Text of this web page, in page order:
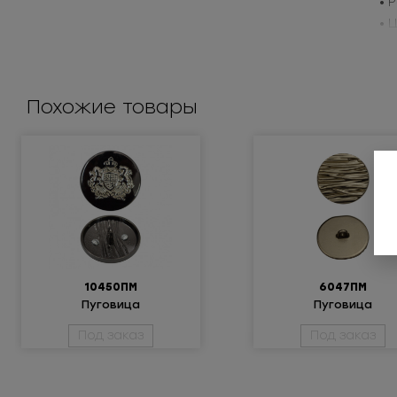
•
Похожие товары
10450ПМ
Пуговица
металлическая
Под заказ
6047ПМ
Пуговица
металлическая
Под заказ